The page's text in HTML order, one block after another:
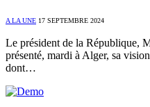
A LA UNE 17 SEPTEMBRE 2024
Le président de la République,
présenté, mardi à Alger, sa
dont…